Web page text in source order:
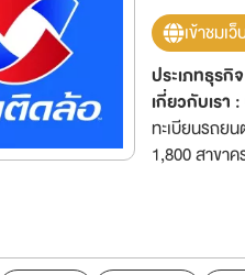
เข้าชมเว็
ประเภทธุรกิ
เกี่ยวกับเรา :
ทะเบียนรถย
1,800 สาขา
จริงใจของพ
Congress 2020 -Most Innovative Digital Innovation in Financial